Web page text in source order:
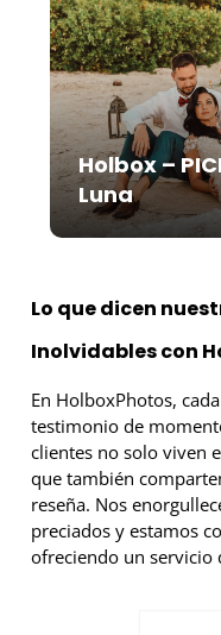
Holbox –
Luna
Lo que dicen
Inolvidables con
En HolboxPhotos,
testimonio de
clientes no solo viven
que también
reseña. Nos
preciados y estamos
ofreciendo un servicio